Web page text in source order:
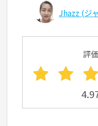
Jhazz (ジ
評価